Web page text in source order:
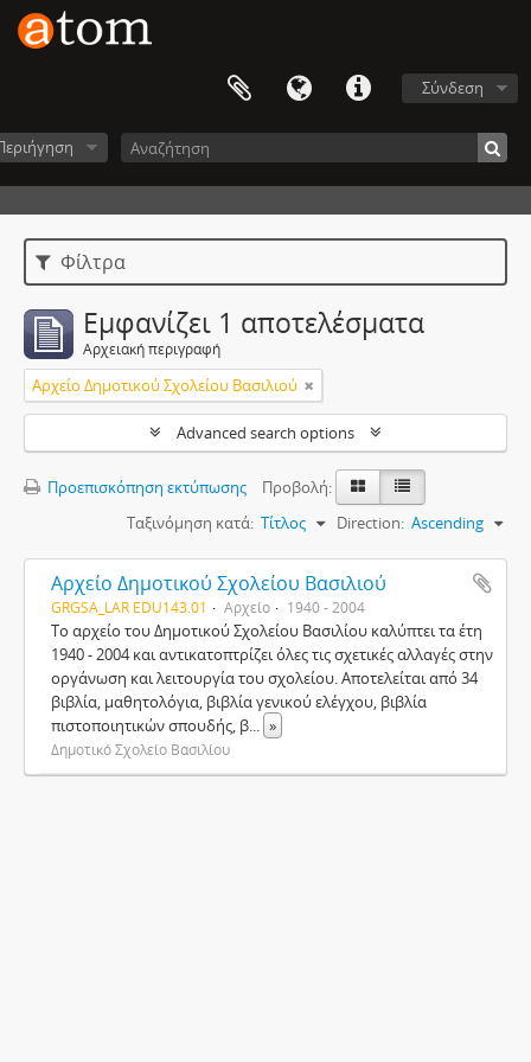
Σύνδεση
Φίλτρα
Εμφανίζει 1 αποτελέσματα
Αρχειακή περιγραφή
Αρχείο Δημοτικού Σχολείου Βασιλιού
Advanced search options
Προεπισκόπηση εκτύπωσης
Προβολή:
Ταξινόμηση κατά: Τίτλος Direction: Ascending
Αρχείο Δημοτικού Σχολείου Βασιλιού
GRGSA_LAR EDU143.01 Αρχείο 1940 - 2004
Το αρχείο του Δημοτικού Σχολείου Βασιλίου καλύπτει τα έτη
1940 - 2004 και αντικατοπτρίζει όλες τις σχετικές αλλαγές στην
οργάνωση και λειτουργία του σχολείου. Αποτελείται από 34
βιβλία, μαθητολόγια, βιβλία γενικού ελέγχου, βιβλία
πιστοποιητικών σπουδής, β... »
Δημοτικό Σχολείο Βασιλίου